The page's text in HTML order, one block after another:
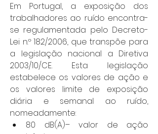
Em Portugal, a exposição dos
trabalhadores ao ruído encontra-
se regulamentada pelo Decreto-
Lei n.º 182/2006, que transpõe para
a legislação nacional a Diretiva
2003/10/CE. Esta legislação
estabelece os valores de ação e
os valores limite de exposição
diária e semanal ao ruído,
nomeadamente:
80 dB(A)– valor de ação